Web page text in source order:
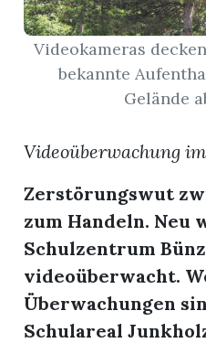
Newsletter
App
Videokameras
bekannte
Gelände
Videoüberwachung
Zerstörungswut
zum Handeln. Neu
Schulzentrum
videoüberwacht.
Überwachungen
Schulareal